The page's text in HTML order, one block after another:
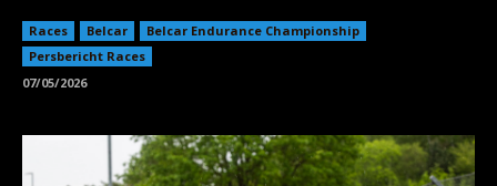
Races Belcar
Belcar Endurance Championship
Persbericht Races
07/05/2026